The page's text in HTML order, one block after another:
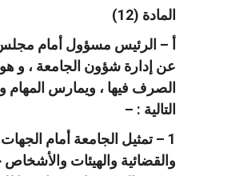
المادة (12)
أ – الرئيس مسؤول أمام مجلس
عن إدارة شؤون الجامعة ، و هو
الصرف فيها ، ويمارس المهام
التالية : –
1 – تمثيل الجامعة أمام
والقضائية والهيئات